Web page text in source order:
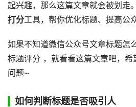
起兴趣，那么这篇文章就会被划走
打分工具，帮你优化标题、提高公
如果不知道微信公众号文章标题怎
标题评分 ，就看看这篇文章吧，希
问题~
如何判断标题是否吸引人